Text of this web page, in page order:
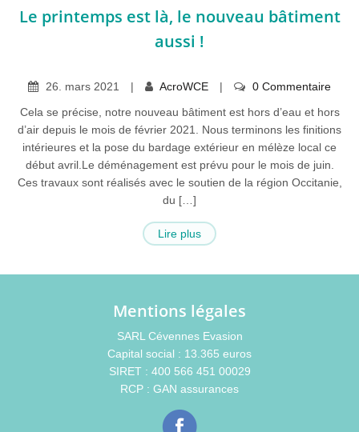
Le printemps est là, le nouveau bâtiment
aussi !
26 mars 2021 AcroWCE
0 Commentaire
Cela se précise, notre nouveau bâtiment est hors d’eau et hors
d’air depuis le mois de février 2021. Nous terminons les finitions
intérieures et la pose du bardage extérieur en mélèze local ce
début avril.Le déménagement est prévu pour le mois de juin.
Ces travaux sont réalisés avec le soutien de la région Occitanie,
du […]
Lire plus
Mentions légales
SARL Cévennes Evasion
Capital social : 13.365 euros
SIRET : 400 566 451 00029
RCP : GAN assurances